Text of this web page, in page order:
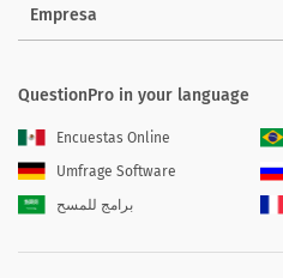
Empresa
QuestionPro in your language
Encuestas Online
Umfrage Software
برامج للمسح